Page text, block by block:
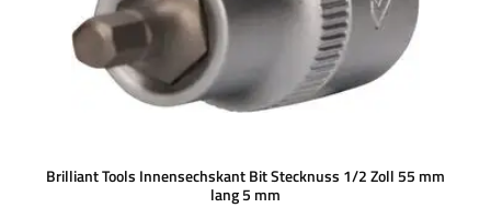
Brilliant Tools Innensechskant Bit Stecknuss 1/2 Zoll 55 mm
lang 5 mm